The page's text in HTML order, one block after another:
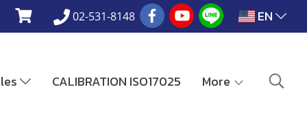
02-531-8148 EN
CALIBRATION ISO17025 More